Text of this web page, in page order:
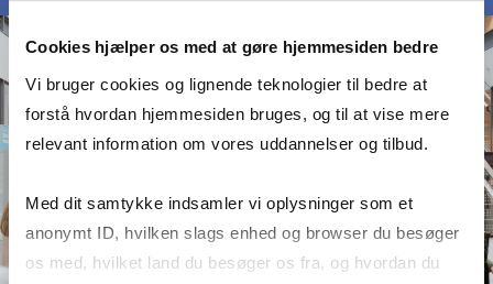
Cookies hjælper os med at gøre hjemmesiden bedre
Vi bruger cookies og lignende teknologier til bedre at
forstå hvordan hjemmesiden bruges, og til at vise mere
relevant information om vores uddannelser og tilbud.
Med dit samtykke indsamler vi oplysninger som et
anonymt ID, hvilken slags enhed og browser du besøger
os med, hvilket land du besøger os fra, og hvordan du